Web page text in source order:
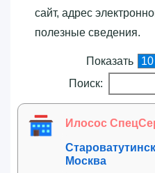
сайт, адрес
полезные сведения.
Показать
Поиск:
Илосос
Москва